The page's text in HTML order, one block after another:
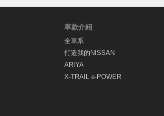
車款介紹
全車系
打造我的NISSAN
ARIYA
X-TRAIL e-POWER